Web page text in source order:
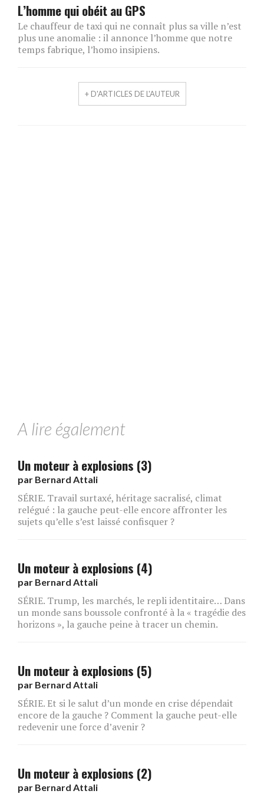
L’homme qui obéit au GPS
Le chauffeur de taxi qui ne connaît plus sa ville n’est
plus une anomalie : il annonce l’homme que notre
temps fabrique, l’homo insipiens.
+ D'ARTICLES DE L'AUTEUR
A lire également
Un moteur à explosions (3)
par Bernard Attali
SÉRIE. Travail surtaxé, héritage sacralisé, climat
relégué : la gauche peut-elle encore affronter les
sujets qu’elle s’est laissé confisquer ?
Un moteur à explosions (4)
par Bernard Attali
SÉRIE. Trump, les marchés, le repli identitaire… Dans
un monde sans boussole confronté à la « tragédie des
horizons », la gauche peine à tracer un chemin.
Un moteur à explosions (5)
par Bernard Attali
SÉRIE. Et si le salut d’un monde en crise dépendait
encore de la gauche ? Comment la gauche peut-elle
redevenir une force d’avenir ?
Un moteur à explosions (2)
par Bernard Attali